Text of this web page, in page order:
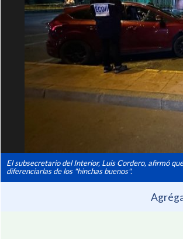
El subsecretario del Interior, Luis Cordero, afirmó
diferenciarlas de los "hinchas buenos".